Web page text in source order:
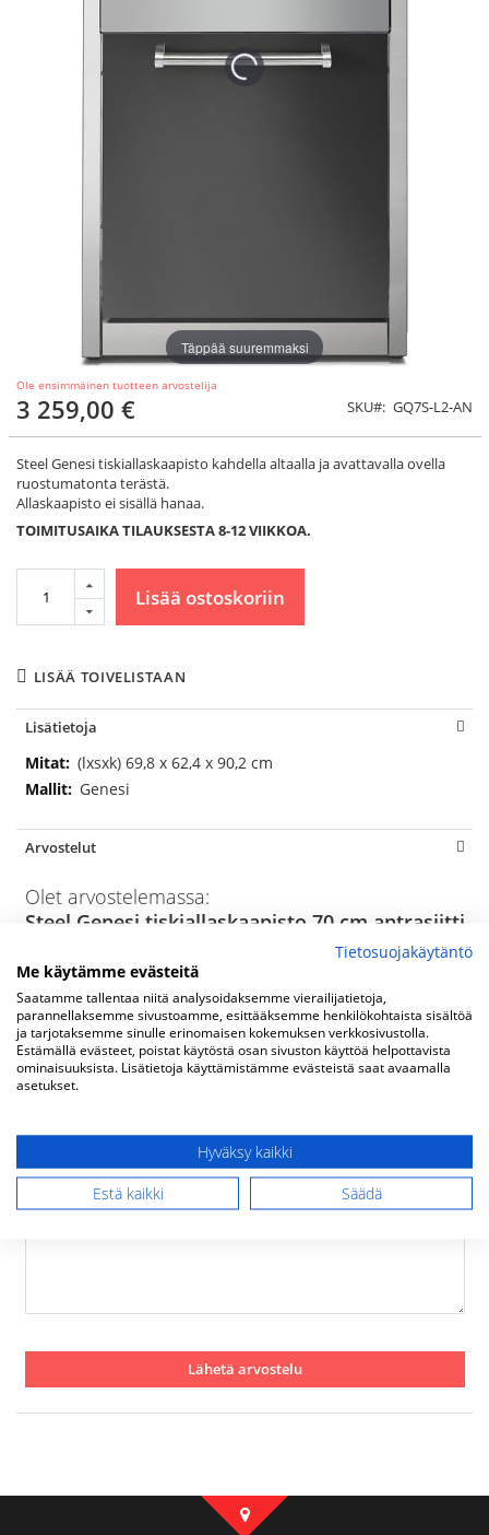
Ole ensimmäinen tuotteen arvostelija
3 259,00 € SKU GQ7S-L2-AN
Steel Genesi tiskiallaskaapisto kahdella altaalla ja avattavalla ovella
ruostumatonta terästä.
Allaskaapisto ei sisällä hanaa.
TOIMITUSAIKA TILAUKSESTA 8-12 VIIKKOA.
Lisää ostoskoriin
LISÄÄ TOIVELISTAAN
Täppää suuremmaksi
Lisätietoja
Lisätietoja(lxsxk) 69,8 x 62,4 x 90,2 cm
Genesi
Arvostelut
Olet arvostelemassa:
Steel Genesi tiskiallaskaapisto 70 cm antrasiitti
Arviosi
1
star
2
stars
3
stars
4
stars
5
stars
Nimimerkki
Yhteenveto
Lähetä arvostelu
Tietosuojakäytäntö
Me käytämme evästeitä
Saatamme tallentaa niitä analysoidaksemme vierailijatietoja,
parannellaksemme sivustoamme, esittääksemme henkilökohtaista sisältöä
ja tarjotaksemme sinulle erinomaisen kokemuksen verkkosivustolla.
Estämällä evästeet, poistat käytöstä osan sivuston käyttöä helpottavista
ominaisuuksista. Lisätietoja käyttämistämme evästeistä saat avaamalla
asetukset.
Hyväksy kaikki
Estä kaikki
Säädä